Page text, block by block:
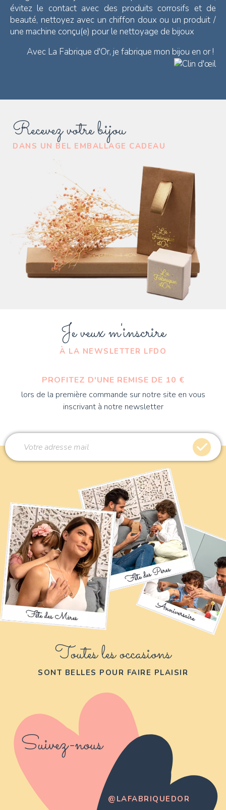
Recevez votre bijou
DANS UN BEL EMBALLAGE CADEAU
évitez le contact avec des produits corrosifs et de
beauté, nettoyez avec un chiffon doux ou un produit /
une machine conçu(e) pour le nettoyage de bijoux
Avec La Fabrique d'Or, je fabrique mon bijou en or !
Je veux m'inscrire
À LA NEWSLETTER LFDO
PROFITEZ D'UNE REMISE DE 10 €
lors de la première commande sur notre site en vous
inscrivant à notre newsletter
Toutes les occasions
SONT BELLES POUR FAIRE PLAISIR
Suivez-nous
@LAFABRIQUEDOR